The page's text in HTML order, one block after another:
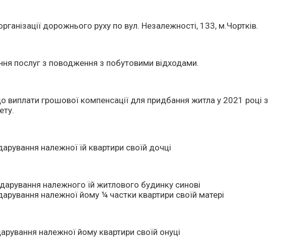
дорожнього руху по вул. Незалежності, 133, м.Чортків.
послуг з поводження з побутовими відходами.
виплати грошової компенсації для придбання житла у 2021 році з
належної їй квартири своїй дочці
належного їй житлового будинку синові
належної йому ¼ частки квартири своїй матері
належної йому квартири своїй онуці